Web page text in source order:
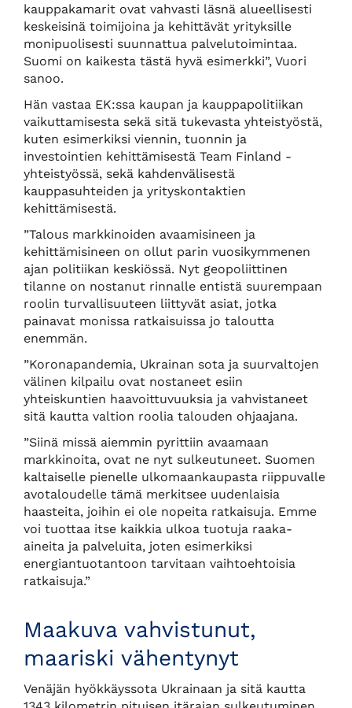
kauppakamarit ovat vahvasti läsnä alueellisesti
keskeisinä toimijoina ja kehittävät yrityksille
monipuolisesti suunnattua palvelutoimintaa.
Suomi on kaikesta tästä hyvä esimerkki”, Vuori
sanoo.
Hän vastaa EK:ssa kaupan ja kauppapolitiikan
vaikuttamisesta sekä sitä tukevasta yhteistyöstä,
kuten esimerkiksi viennin, tuonnin ja
investointien kehittämisestä Team Finland -
yhteistyössä, sekä kahdenvälisestä
kauppasuhteiden ja yrityskontaktien
kehittämisestä.
”Talous markkinoiden avaamisineen ja
kehittämisineen on ollut parin vuosikymmenen
ajan politiikan keskiössä. Nyt geopoliittinen
tilanne on nostanut rinnalle entistä suurempaan
roolin turvallisuuteen liittyvät asiat, jotka
painavat monissa ratkaisuissa jo taloutta
enemmän.
”Koronapandemia, Ukrainan sota ja suurvaltojen
välinen kilpailu ovat nostaneet esiin
yhteiskuntien haavoittuvuuksia ja vahvistaneet
sitä kautta valtion roolia talouden ohjaajana.
”Siinä missä aiemmin pyrittiin avaamaan
markkinoita, ovat ne nyt sulkeutuneet. Suomen
kaltaiselle pienelle ulkomaankaupasta riippuvalle
avotaloudelle tämä merkitsee uudenlaisia
haasteita, joihin ei ole nopeita ratkaisuja. Emme
voi tuottaa itse kaikkia ulkoa tuotuja raaka-
aineita ja palveluita, joten esimerkiksi
energiantuotantoon tarvitaan vaihtoehtoisia
ratkaisuja.”
Maakuva vahvistunut,
maariski vähentynyt
Venäjän hyökkäyssota Ukrainaan ja sitä kautta